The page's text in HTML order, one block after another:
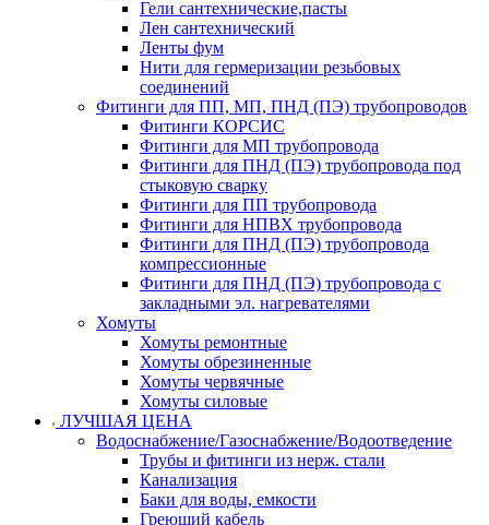
Гели сантехнические,пасты
Лен сантехнический
Ленты фум
Нити для гермеризации резьбовых
соединений
Фитинги для ПП, МП, ПНД (ПЭ) трубопроводов
Фитинги КОРСИС
Фитинги для МП трубопровода
Фитинги для ПНД (ПЭ) трубопровода под
стыковую сварку
Фитинги для ПП трубопровода
Фитинги для НПВХ трубопровода
Фитинги для ПНД (ПЭ) трубопровода
компрессионные
Фитинги для ПНД (ПЭ) трубопровода с
закладными эл. нагревателями
Хомуты
Хомуты ремонтные
Хомуты обрезиненные
Хомуты червячные
Хомуты силовые
ЛУЧШАЯ ЦЕНА
Водоснабжение/Газоснабжение/Водоотведение
Трубы и фитинги из нерж. стали
Канализация
Баки для воды, емкости
Греющий кабель